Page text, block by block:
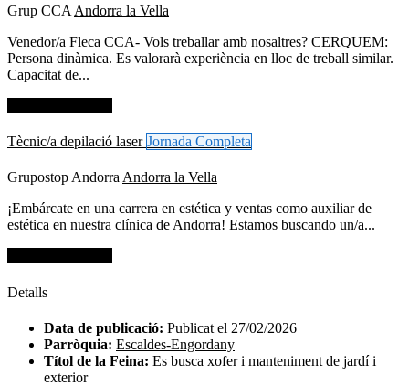
Grup CCA Andorra la Vella
Venedor/a Fleca CCA- Vols treballar amb nosaltres? CERQUEM:
Persona dinàmica. Es valorarà experiència en lloc de treball similar.
Capacitat de...
Tècnic/a depilació laser Jornada Completa
Grupostop AndorraAndorra la Vella
¡Embárcate en una carrera en estética y ventas como auxiliar de
estética en nuestra clínica de Andorra! Estamos buscando un/a...
Detalls
Data de publicació: Publicat el 27/02/2026
Parròquia: Escaldes-Engordany
Títol de la Feina: Es busca xofer i manteniment de jardí i
exterior